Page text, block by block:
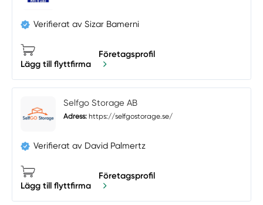
Verifierat av Sizar Bamerni
Lägg till flyttfirma
Företagsprofil
Selfgo Storage AB
Adress: https://selfgostorage.se/
Verifierat av David Palmertz
Lägg till flyttfirma
Företagsprofil